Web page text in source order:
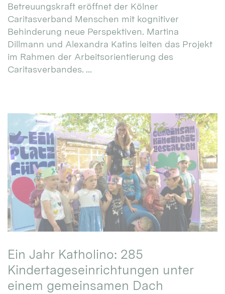
Betreuungskraft eröffnet der Kölner
Caritasverband Menschen mit kognitiver
Behinderung neue Perspektiven. Martina
Dillmann und Alexandra Katins leiten das Projekt
im Rahmen der Arbeitsorientierung des
Caritasverbandes. ...
Ein Jahr Katholino: 285
Kindertageseinrichtungen unter
einem gemeinsamen Dach